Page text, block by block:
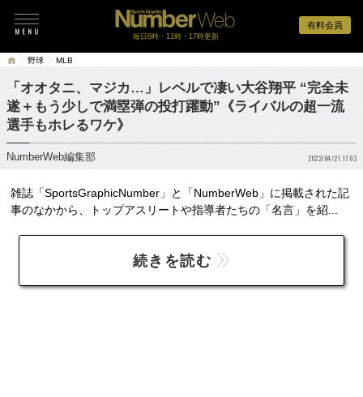
有料会員
毎日6時・11時・17時更新
野球 MLB
「オオタニ、マジカ…」レベルで凄い大谷翔平 “完全未
遂＋もう少しで満塁弾の投打躍動”《ライバルの超一流
選手もホレるワケ》
NumberWeb編集部 2022/04/21 17:03
雑誌「SportsGraphicNumber」と「NumberWeb」に掲載された記
事のなかから、トップアスリートや指導者たちの「名言」を紹...
続きを読む